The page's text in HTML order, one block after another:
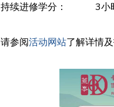
持续进修学分：
3小
请参阅活动网站了解详情